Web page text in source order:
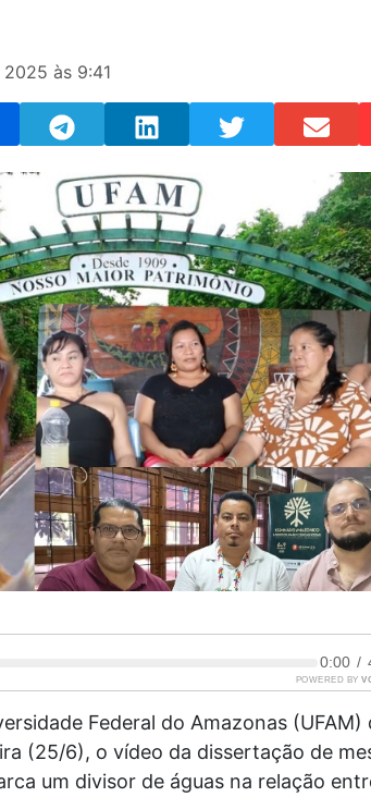
às 9:41
0:00 /
POWERED BY
Federal do Amazonas (UFAM)
(25/6), o vídeo da dissertação de
um divisor de águas na relação